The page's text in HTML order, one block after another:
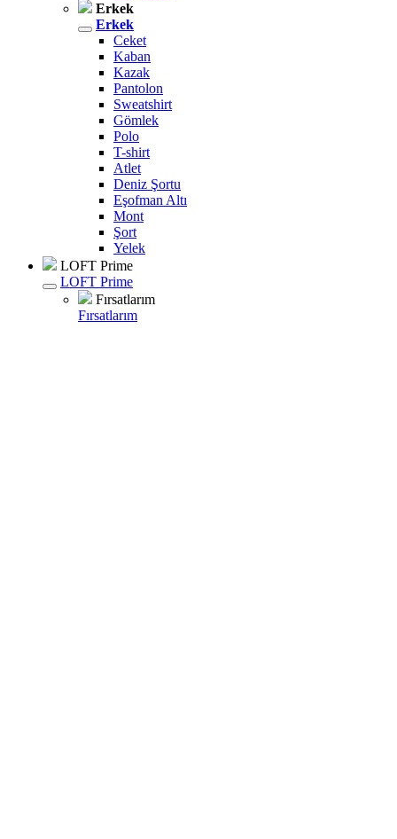
Erkek
Erkek
Ceket
Kaban
Kazak
Pantolon
Sweatshirt
Gömlek
Polo
T-shirt
Atlet
Deniz Şortu
Eşofman Altı
Mont
Şort
Yelek
LOFT Prime
LOFT Prime
Fırsatlarım
Fırsatlarım